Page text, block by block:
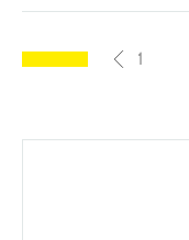
Modell 6142.91